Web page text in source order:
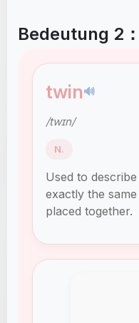
Bedeutung 2
twin🔊
/twɪn/
N.
Used to
exactly the
placed together.